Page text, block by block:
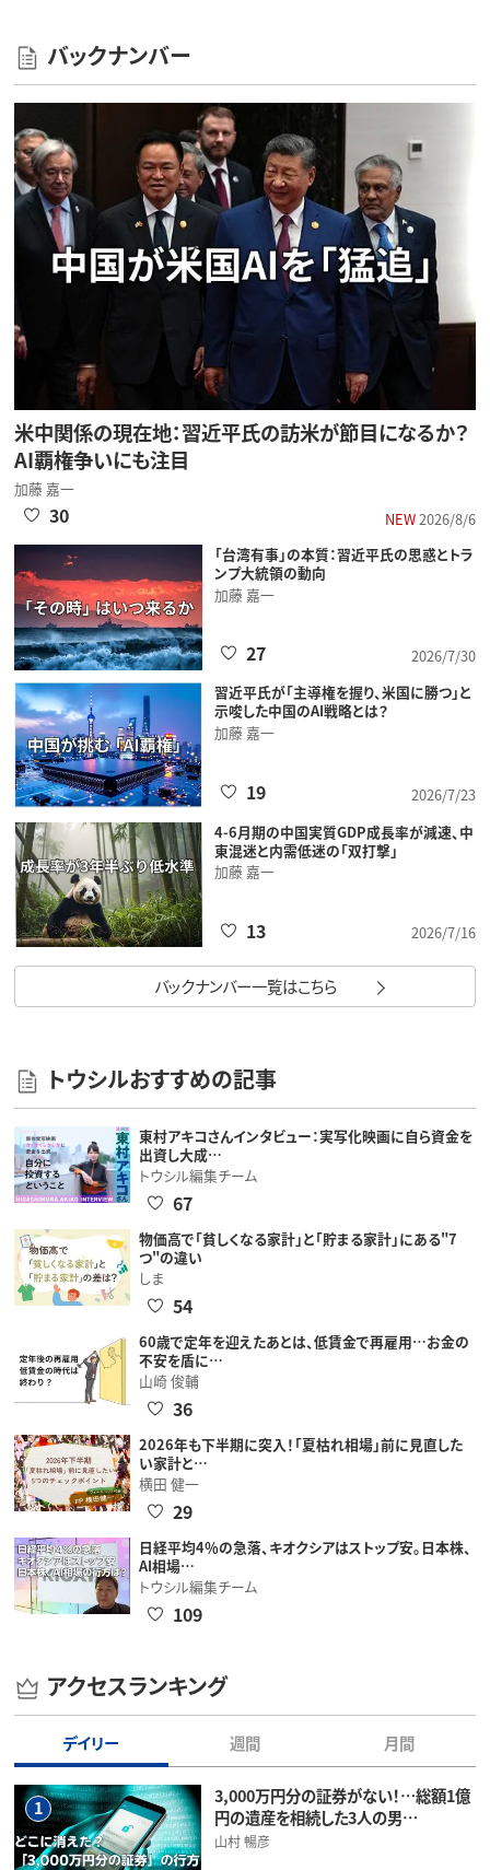
バックナンバー
米中関係の現在地：習近平氏の訪米が節目になるか？
AI覇権争いにも注目
加藤 嘉一
NEW2026/8/6
30
「台湾有事」の本質：習近平氏の思惑とトラ
ンプ大統領の動向
加藤 嘉一
2026/7/30
27
習近平氏が「主導権を握り、米国に勝つ」と
示唆した中国のAI戦略とは？
加藤 嘉一
2026/7/23
19
4-6月期の中国実質GDP成長率が減速、中
東混迷と内需低迷の「双打撃」
加藤 嘉一
2026/7/16
13
バックナンバー一覧はこちら
トウシルおすすめの記事
東村アキコさんインタビュー：実写化映画に自ら資金を
出資し大成…
トウシル編集チーム
67
物価高で「貧しくなる家計」と「貯まる家計」にある"7
つ"の違い
しま
54
60歳で定年を迎えたあとは、低賃金で再雇用…お金の
不安を盾に…
山崎 俊輔
36
2026年も下半期に突入！「夏枯れ相場」前に見直した
い家計と…
横田 健一
29
日経平均4％の急落、キオクシアはストップ安。日本株、
AI相場…
トウシル編集チーム
109
アクセスランキング
デイリー 週間 月間
1
3,000万円分の証券がない！…総額1億
円の遺産を相続した3人の男…
山村 暢彦